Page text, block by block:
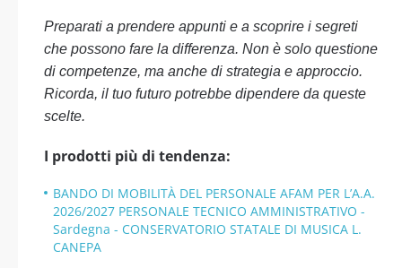
Preparati a prendere appunti e a scoprire i segreti
che possono fare la differenza. Non è solo questione
di competenze, ma anche di strategia e approccio.
Ricorda, il tuo futuro potrebbe dipendere da queste
scelte.
I prodotti più di tendenza:
BANDO DI MOBILITÀ DEL PERSONALE AFAM PER L’A.A.
2026/2027 PERSONALE TECNICO AMMINISTRATIVO -
Sardegna - CONSERVATORIO STATALE DI MUSICA L.
CANEPA